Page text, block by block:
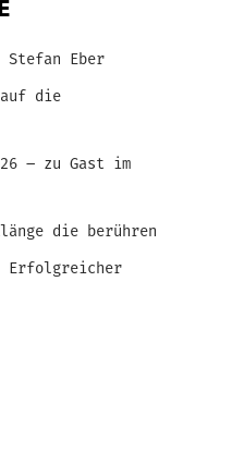
Stefan Eber
auf die
– zu Gast im
die berühren
Erfolgreicher